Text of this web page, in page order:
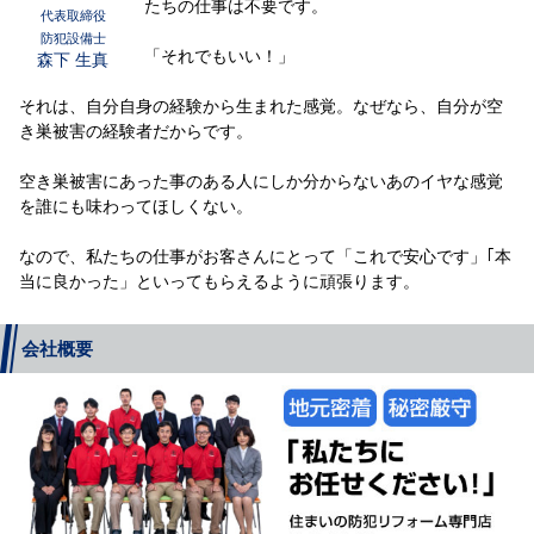
代表取締役
防犯設備士
森下 生真
たちの仕事は不要です。
「それでもいい！」
それは、自分自身の経験から生まれた感覚。なぜなら、自分が空
き巣被害の経験者だからです。
空き巣被害にあった事のある人にしか分からないあのイヤな感覚
を誰にも味わってほしくない。
なので、私たちの仕事がお客さんにとって「これで安心です」｢本
当に良かった」といってもらえるように頑張ります。
会社概要